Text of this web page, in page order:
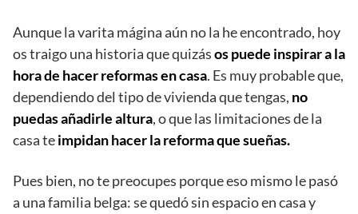
Aunque la varita mágina aún no la he encontrado, hoy
os traigo una historia que quizásos puede inspirar a la
hora de hacer reformas en casa. Es muy probable que,
dependiendo del tipo de vivienda que tengas, no
puedas añadirle altura, o que las limitaciones de la
casa teimpidan hacer la reforma que sueñas.
Pues bien, no te preocupes porque eso mismo le pasó
a una familia belga: se quedó sin espacio en casa y